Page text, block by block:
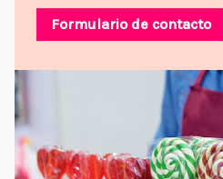
Formulario de contacto